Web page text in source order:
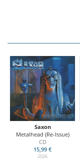
Saxon
Metalhead (Re-Issue)
CD
15,99 €
2026